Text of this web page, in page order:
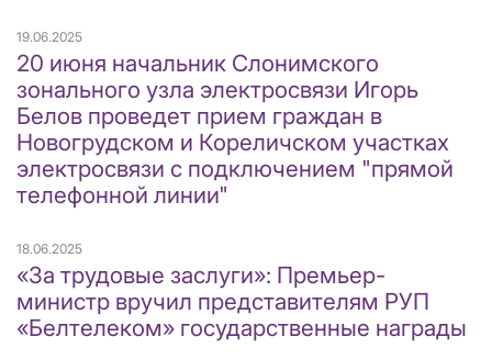
19.06.2025
20 июня начальник Слонимского
зонального узла электросвязи Игорь
Белов проведет прием граждан в
Новогрудском и Кореличском участках
электросвязи с подключением "прямой
телефонной линии"
18.06.2025
«За трудовые заслуги»: Премьер-
министр вручил представителям РУП
«Белтелеком» государственные награды